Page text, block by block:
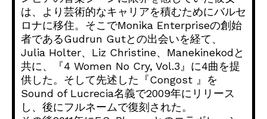
は、 より芸術的なキャリアを積むためにバルセ
ロナに移住。 そこでMonika Enterpriseの創始
者であるGudrun Gutとの出会いを経て、
Julia Holter、Liz Christine、Manekinekodと
共に、『4 Women No Cry, Vol.3』に4曲を提
供した。そして先述した『Congost 』を
Sound of Lucrecia名義で2009年にリリース
し、 後にフルネームで復刻された。